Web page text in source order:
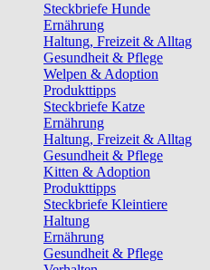
Steckbriefe Hunde
Ernährung
Haltung, Freizeit & Alltag
Gesundheit & Pflege
Welpen & Adoption
Produkttipps
Steckbriefe Katze
Ernährung
Haltung, Freizeit & Alltag
Gesundheit & Pflege
Kitten & Adoption
Produkttipps
Steckbriefe Kleintiere
Haltung
Ernährung
Gesundheit & Pflege